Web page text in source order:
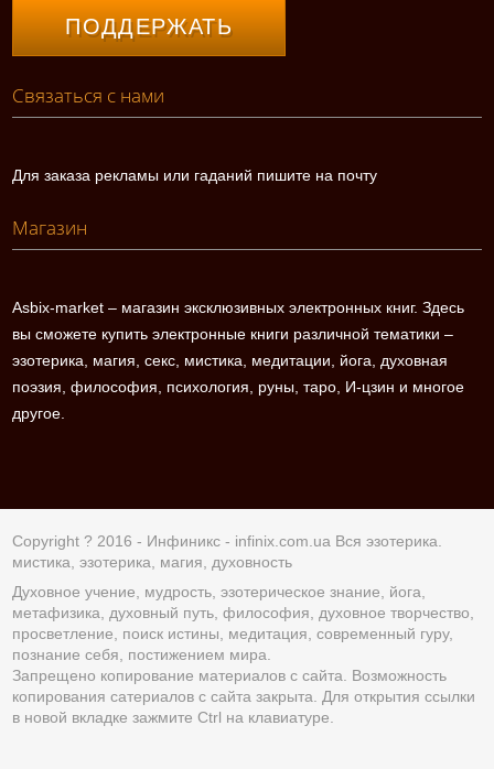
ПОДДЕРЖАТЬ
Связаться с нами
Для заказа рекламы или гаданий пишите на почту
Магазин
Asbix-market – магазин эксклюзивных электронных книг. Здесь
вы сможете купить электронные книги различной тематики –
эзотерика, магия, секс, мистика, медитации, йога, духовная
поэзия, философия, психология, руны, таро, И-цзин и многое
другое.
Copyright ? 2016 - Инфиникс - infinix.com.ua Вся эзотерика.
мистика, эзотерика, магия, духовность
Духовное учение, мудрость, эзотерическое знание, йога,
метафизика, духовный путь, философия, духовное творчество,
просветление, поиск истины, медитация, современный гуру,
познание себя, постижением мира.
Запрещено копирование материалов с сайта. Возможность
копирования сатериалов с сайта закрыта. Для открытия ссылки
в новой вкладке зажмите Ctrl на клавиатуре.